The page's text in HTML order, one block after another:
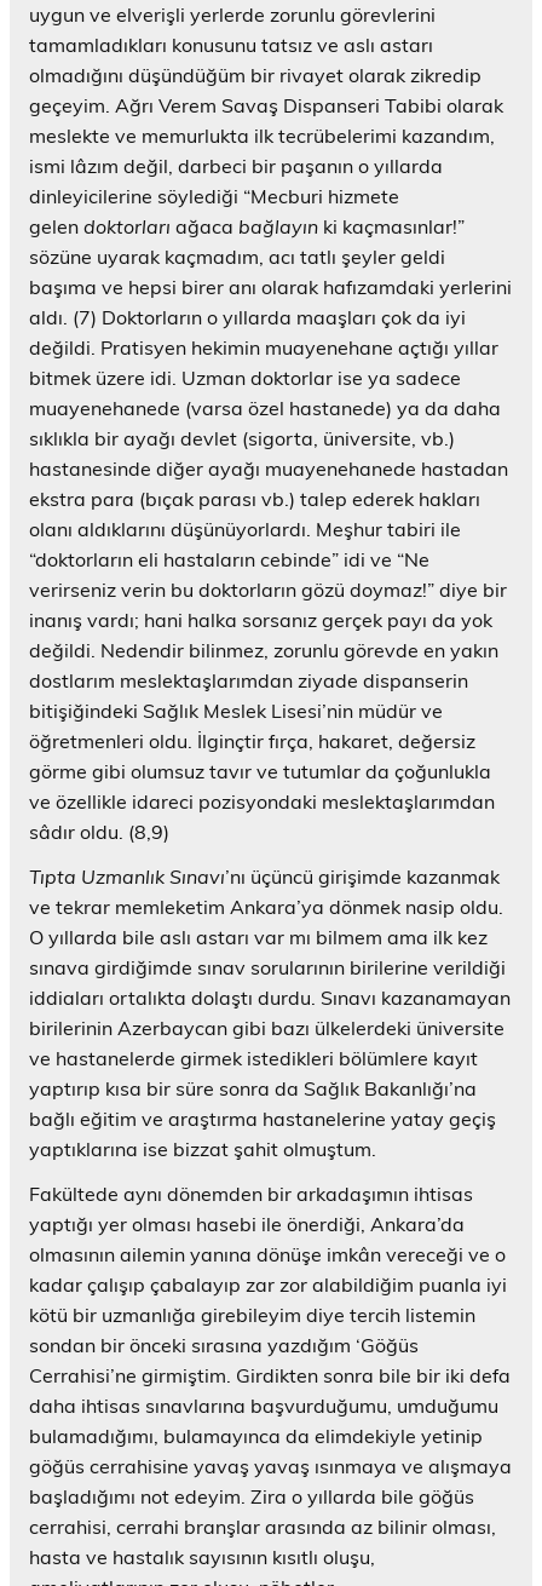
uygun ve elverişli yerlerde zorunlu görevlerini
tamamladıkları konusunu tatsız ve aslı astarı
olmadığını düşündüğüm bir rivayet olarak zikredip
geçeyim. Ağrı Verem Savaş Dispanseri Tabibi olarak
meslekte ve memurlukta ilk tecrübelerimi kazandım,
ismi lâzım değil, darbeci bir paşanın o yıllarda
dinleyicilerine söylediği “Mecburi hizmete
gelen doktorları ağaca bağlayın ki kaçmasınlar!”
sözüne uyarak kaçmadım, acı tatlı şeyler geldi
başıma ve hepsi birer anı olarak hafızamdaki yerlerini
aldı. (7) Doktorların o yıllarda maaşları çok da iyi
değildi. Pratisyen hekimin muayenehane açtığı yıllar
bitmek üzere idi. Uzman doktorlar ise ya sadece
muayenehanede (varsa özel hastanede) ya da daha
sıklıkla bir ayağı devlet (sigorta, üniversite, vb.)
hastanesinde diğer ayağı muayenehanede hastadan
ekstra para (bıçak parası vb.) talep ederek hakları
olanı aldıklarını düşünüyorlardı. Meşhur tabiri ile
“doktorların eli hastaların cebinde” idi ve “Ne
verirseniz verin bu doktorların gözü doymaz!” diye bir
inanış vardı; hani halka sorsanız gerçek payı da yok
değildi. Nedendir bilinmez, zorunlu görevde en yakın
dostlarım meslektaşlarımdan ziyade dispanserin
bitişiğindeki Sağlık Meslek Lisesi’nin müdür ve
öğretmenleri oldu. İlginçtir fırça, hakaret, değersiz
görme gibi olumsuz tavır ve tutumlar da çoğunlukla
ve özellikle idareci pozisyondaki meslektaşlarımdan
sâdır oldu. (8,9)
Tıpta Uzmanlık Sınavı’nı üçüncü girişimde kazanmak
ve tekrar memleketim Ankara’ya dönmek nasip oldu.
O yıllarda bile aslı astarı var mı bilmem ama ilk kez
sınava girdiğimde sınav sorularının birilerine verildiği
iddiaları ortalıkta dolaştı durdu. Sınavı kazanamayan
birilerinin Azerbaycan gibi bazı ülkelerdeki üniversite
ve hastanelerde girmek istedikleri bölümlere kayıt
yaptırıp kısa bir süre sonra da Sağlık Bakanlığı’na
bağlı eğitim ve araştırma hastanelerine yatay geçiş
yaptıklarına ise bizzat şahit olmuştum.
Fakültede aynı dönemden bir arkadaşımın ihtisas
yaptığı yer olması hasebi ile önerdiği, Ankara’da
olmasının ailemin yanına dönüşe imkân vereceği ve o
kadar çalışıp çabalayıp zar zor alabildiğim puanla iyi
kötü bir uzmanlığa girebileyim diye tercih listemin
sondan bir önceki sırasına yazdığım ‘Göğüs
Cerrahisi’ne girmiştim. Girdikten sonra bile bir iki defa
daha ihtisas sınavlarına başvurduğumu, umduğumu
bulamadığımı, bulamayınca da elimdekiyle yetinip
göğüs cerrahisine yavaş yavaş ısınmaya ve alışmaya
başladığımı not edeyim. Zira o yıllarda bile göğüs
cerrahisi, cerrahi branşlar arasında az bilinir olması,
hasta ve hastalık sayısının kısıtlı oluşu,